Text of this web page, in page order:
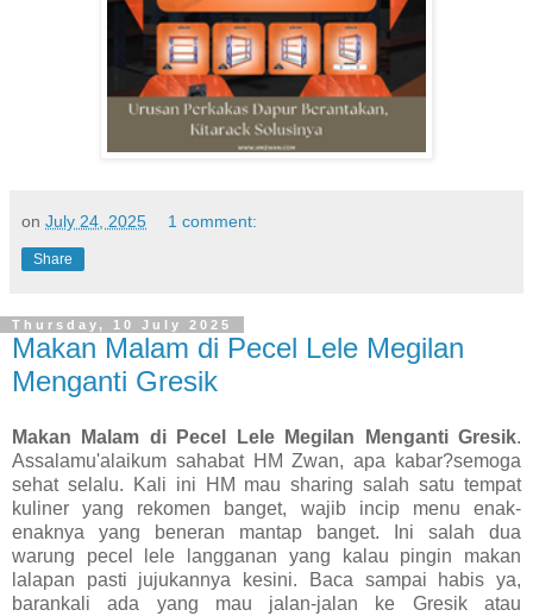
on July 24, 2025 1 comment:
Share
Thursday, 10 July 2025
Makan Malam di Pecel Lele Megilan
Menganti Gresik
Makan Malam di Pecel Lele Megilan Menganti Gresik.
Assalamu'alaikum sahabat HM Zwan, apa kabar?semoga
sehat selalu. Kali ini HM mau sharing salah satu tempat
kuliner yang rekomen banget, wajib incip menu enak-
enaknya yang beneran mantap banget. Ini salah dua
warung pecel lele langganan yang kalau pingin makan
lalapan pasti jujukannya kesini. Baca sampai habis ya,
barankali ada yang mau jalan-jalan ke Gresik atau